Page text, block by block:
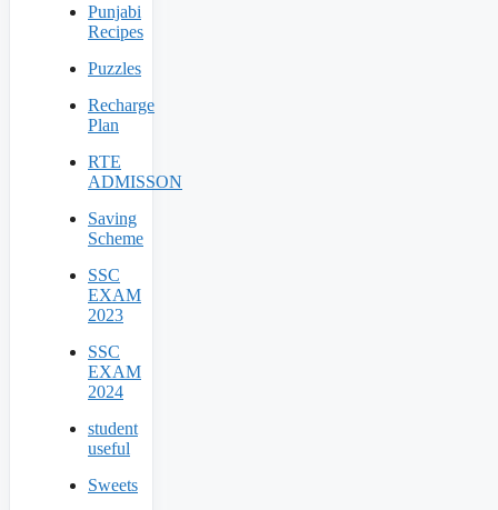
Punjabi
Recipes
Puzzles
Recharge
Plan
RTE
ADMISSON
Saving
Scheme
SSC
EXAM
2023
SSC
EXAM
2024
student
useful
Sweets